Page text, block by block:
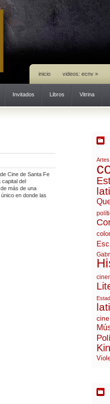
inicio videos: ecnv »
Invitados Libros Vitrina
Cine de Santa Fe
capital del
más de una
en donde las
cine